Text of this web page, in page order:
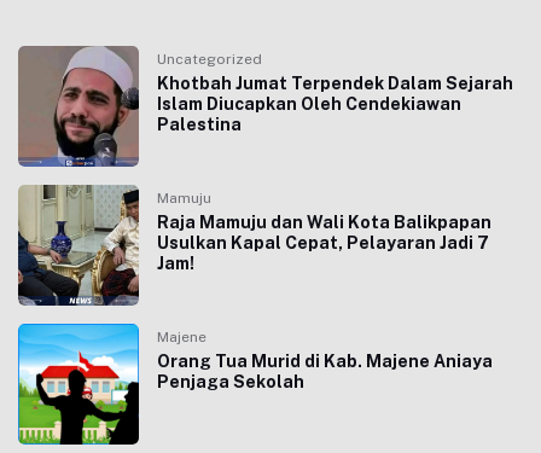
Uncategorized
Khotbah Jumat Terpendek Dalam Sejarah
Islam Diucapkan Oleh Cendekiawan
Palestina
Mamuju
Raja Mamuju dan Wali Kota Balikpapan
Usulkan Kapal Cepat, Pelayaran Jadi 7
Jam!
Majene
Orang Tua Murid di Kab. Majene Aniaya
Penjaga Sekolah